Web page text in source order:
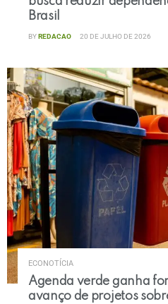
Brasil
BYREDACAO 20 DE JULHO DE 2026
ECONOTÍCIA
Agenda verde ganha
avanço de projetos